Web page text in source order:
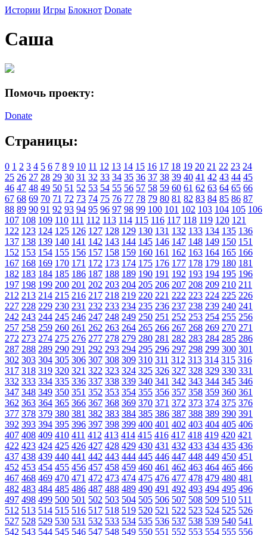
Истории Игры Блокнот Donate
Саша
Помочь проекту:
Donate
Страницы:
0 1 2 3 4 5 6 7 8 9 10 11 12 13 14 15 16 17 18 19 20 21 22 23 24
25 26 27 28 29 30 31 32 33 34 35 36 37 38 39 40 41 42 43 44 45
46 47 48 49 50 51 52 53 54 55 56 57 58 59 60 61 62 63 64 65 66
67 68 69 70 71 72 73 74 75 76 77 78 79 80 81 82 83 84 85 86 87
88 89 90 91 92 93 94 95 96 97 98 99 100 101 102 103 104 105 106
107 108 109 110 111 112 113 114 115 116 117 118 119 120 121
122 123 124 125 126 127 128 129 130 131 132 133 134 135 136
137 138 139 140 141 142 143 144 145 146 147 148 149 150 151
152 153 154 155 156 157 158 159 160 161 162 163 164 165 166
167 168 169 170 171 172 173 174 175 176 177 178 179 180 181
182 183 184 185 186 187 188 189 190 191 192 193 194 195 196
197 198 199 200 201 202 203 204 205 206 207 208 209 210 211
212 213 214 215 216 217 218 219 220 221 222 223 224 225 226
227 228 229 230 231 232 233 234 235 236 237 238 239 240 241
242 243 244 245 246 247 248 249 250 251 252 253 254 255 256
257 258 259 260 261 262 263 264 265 266 267 268 269 270 271
272 273 274 275 276 277 278 279 280 281 282 283 284 285 286
287 288 289 290 291 292 293 294 295 296 297 298 299 300 301
302 303 304 305 306 307 308 309 310 311 312 313 314 315 316
317 318 319 320 321 322 323 324 325 326 327 328 329 330 331
332 333 334 335 336 337 338 339 340 341 342 343 344 345 346
347 348 349 350 351 352 353 354 355 356 357 358 359 360 361
362 363 364 365 366 367 368 369 370 371 372 373 374 375 376
377 378 379 380 381 382 383 384 385 386 387 388 389 390 391
392 393 394 395 396 397 398 399 400 401 402 403 404 405 406
407 408 409 410 411 412 413 414 415 416 417 418 419 420 421
422 423 424 425 426 427 428 429 430 431 432 433 434 435 436
437 438 439 440 441 442 443 444 445 446 447 448 449 450 451
452 453 454 455 456 457 458 459 460 461 462 463 464 465 466
467 468 469 470 471 472 473 474 475 476 477 478 479 480 481
482 483 484 485 486 487 488 489 490 491 492 493 494 495 496
497 498 499 500 501 502 503 504 505 506 507 508 509 510 511
512 513 514 515 516 517 518 519 520 521 522 523 524 525 526
527 528 529 530 531 532 533 534 535 536 537 538 539 540 541
542 543 544 545 546 547 548 549 550 551 552 553 554 555 556